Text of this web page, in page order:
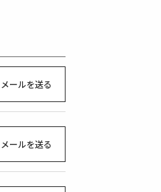
ールを送る
ールを送る